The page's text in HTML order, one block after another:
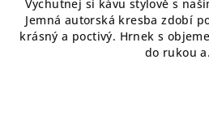
Vychutnej si kávu stylově s
Jemná autorská kresba zdobí
krásný a poctivý. Hrnek s
do rukou